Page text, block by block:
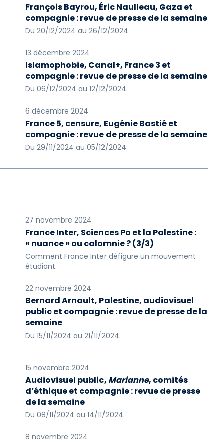
François Bayrou, Éric Naulleau, Gaza et
compagnie : revue de presse de la semaine
Du 20/12/2024 au 26/12/2024.
13 décembre 2024
Islamophobie, Canal+, France 3 et
compagnie : revue de presse de la semaine
Du 06/12/2024 au 12/12/2024.
6 décembre 2024
France 5, censure, Eugénie Bastié et
compagnie : revue de presse de la semaine
Du 29/11/2024 au 05/12/2024.
27 novembre 2024
France Inter, Sciences Po et la Palestine :
« nuance » ou calomnie ? (3/3)
Comment France Inter défigure un mouvement
étudiant.
22 novembre 2024
Bernard Arnault, Palestine, audiovisuel
public et compagnie : revue de presse de la
semaine
Du 15/11/2024 au 21/11/2024.
15 novembre 2024
Audiovisuel public, Marianne, comités
d’éthique et compagnie : revue de presse
de la semaine
Du 08/11/2024 au 14/11/2024.
8 novembre 2024